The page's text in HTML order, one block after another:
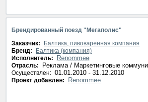
Брендированный поезд "Мегаполис"
Заказчик:
Балтика, пивоваренная компания
Бренд:
Балтика (компания)
Исполнитель:
Renommee
Отрасль: Реклама / Маркетинговые
Осуществлен: 01.01.2010 - 31.12.2010
Проект добавлен: Renommee